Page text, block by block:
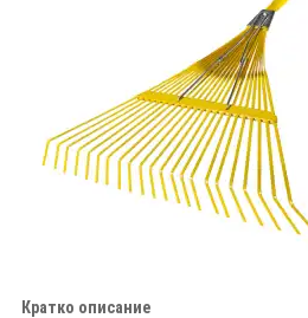
Кратко описание